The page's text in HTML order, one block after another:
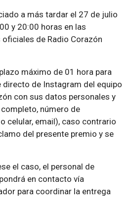
a más tardar el 27 de julio
y 20:00 horas en las
de Radio Corazón
máximo de 01 hora para
directo de Instagram del equipo
con sus datos personales y
número de
celular, email), caso contrario
del presente premio y se
el caso, el personal de
pondrá en contacto vía
para coordinar la entrega